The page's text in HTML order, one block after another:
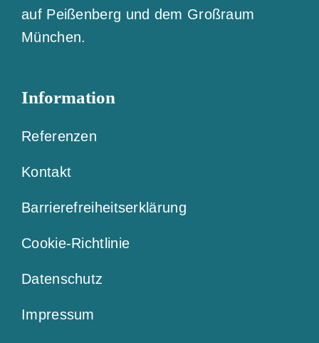
auf Peißenberg und dem Großraum
München.
Information
Referenzen
Kontakt
Barrierefreiheitserklärung
Cookie-Richtlinie
Datenschutz
Impressum